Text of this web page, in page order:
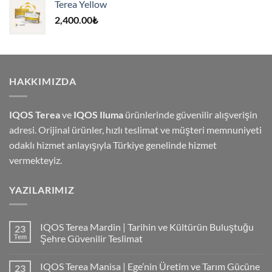
Terea Yellow
2,400.00₺
HAKKIMIZDA
IQOS Tereave IQOS Iluma ürünlerinde güvenilir alışverişin
adresi. Orijinal ürünler, hızlı teslimat ve müşteri memnuniyeti
odaklı hizmet anlayışıyla Türkiye genelinde hizmet
vermekteyiz.
YAZILARIMIZ
23
Tem
IQOS Terea Mardin | Tarihin ve Kültürün Buluştuğu
Şehre Güvenilir Teslimat
23 IQOS Terea Manisa | Ege’nin Üretim ve Tarım Gücüne